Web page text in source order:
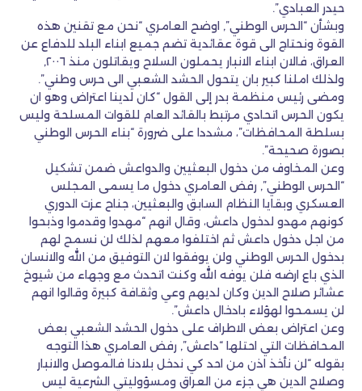
حيدر العبادي”.
وبشأن “الحرس الوطني”, اوضح العامري “نحن مع تقنين هذه
القوة ونحتاج الى قوة عقائدية تضم جميع ابناء البلد للدفاع عن
العراق، فالان ابناء الانبار يحملون السلاح ويقاتلون منذ ٢٠٠٦,
ولذلك املنا كبير بان يتحول الحشد الشعبي الى حرس وطني”.
ومضى رئيس منظمة بدر إلى القول “كان لدينا اعتراض وهو ان
يكون الحرس اتحادي مرتبط بالقائد العام للقوات المسلحة وليس
بسلطة المحافظات”، مشددا على ضرورة “بناء الحرس الوطني
بصورة صحيحة”.
وعن المخاوف من دخول البعثيين والدواعش ضمن تشكيل
“الحرس الوطني”, رفض العامري دخول ما يسمى المجلس
العسكري وبقايا النظام السابق والبعثيين، جناح عزت الدوري
كونهم مهدو لدخول داعش، وقال انهم “مهدوا وقدموا وذبحوا
من اجل دخول داعش ثم اختلفوا معهم لذلك لن نسمح لهم
بدخول الحرس الوطني ولن يوفقوا لان التوفيق من الله والانسان
الذي باع ارضه فلن يوفه الله وكنت اتحدث مع وجهاء من شيوخ
عشائر صلاح الدين وكان لديهم وعي وثقافة كبيرة وقالوا انهم
لن يسمحوا لهؤلاء بادخال داعش”.
وعن اعتراض بعض الاطراف على دخول الحشد الشعبي بعض
المحافظات التي احتلها “داعش”, رفض العامري هذا التوجه
بقوله “لن نأخذ اذن من احد كي ندخل بلادنا فالموصل والانبار
وصلاح الدين هي جزء من العراق ومسؤوليتي الشرعية ليس